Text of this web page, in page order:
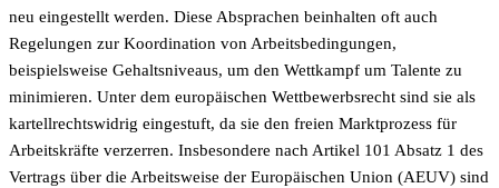
neu eingestellt werden. Diese Absprachen beinhalten oft auch
Regelungen zur Koordination von Arbeitsbedingungen,
beispielsweise Gehaltsniveaus, um den Wettkampf um Talente zu
minimieren. Unter dem europäischen Wettbewerbsrecht sind sie als
kartellrechtswidrig eingestuft, da sie den freien Marktprozess für
Arbeitskräfte verzerren. Insbesondere nach Artikel 101 Absatz 1 des
Vertrags über die Arbeitsweise der Europäischen Union (AEUV) sind